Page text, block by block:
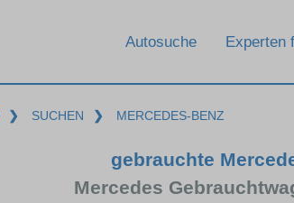
Autosuche Experten
❯ SUCHEN ❯ MERCEDES-BENZ
gebrauchte
Mercedes